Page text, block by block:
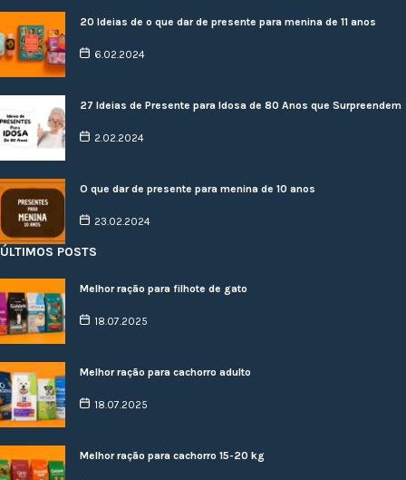
20 Ideias de o que dar de presente para menina de 11 anos
6.02.2024
27 Ideias de Presente para Idosa de 80 Anos que Surpreendem
2.02.2024
O que dar de presente para menina de 10 anos
23.02.2024
ÚLTIMOS POSTS
Melhor ração para filhote de gato
18.07.2025
Melhor ração para cachorro adulto
18.07.2025
Melhor ração para cachorro 15-20 kg